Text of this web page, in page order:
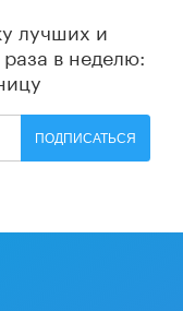
лучших и
раза в неделю:
ПОДПИСАТЬСЯ